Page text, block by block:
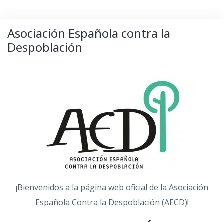
Asociación Española contra la
Despoblación
¡Bienvenidos a la página web oficial de la Asociación
Española Contra la Despoblación (AECD)!